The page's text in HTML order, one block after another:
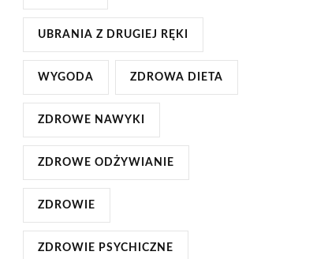
UBRANIA Z DRUGIEJ RĘKI
WYGODA ZDROWA DIETA
ZDROWE NAWYKI
ZDROWE ODŻYWIANIE
ZDROWIE
ZDROWIE PSYCHICZNE